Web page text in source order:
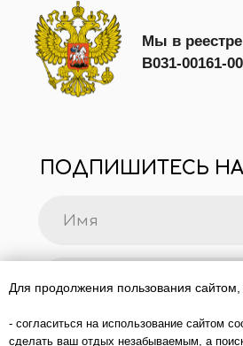
Для продолжения пользования
- согласиться на использование сайтом
сделать ваш отдых незабываемым, а